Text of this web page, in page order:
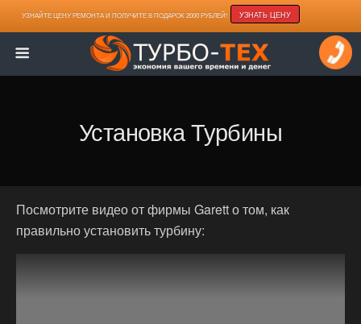
УЗНАЙТЕ ЦЕНУ РЕМОНТА И ПОЛУЧИТЕ В ПОДАРОК 2000 РУБЛЕЙ! УЗНАТЬ ЦЕНУ
Установка Турбины
Посмотрите видео от фирмы Garett о том, как
правильно установить турбину: